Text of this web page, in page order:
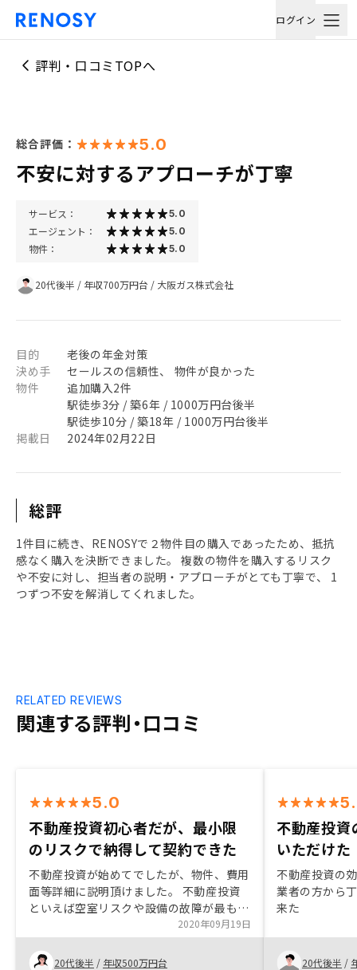
ログイン
評判・口コミTOPへ
総合評価： 5.0
不安に対するアプローチが丁寧
サービス： 5.0
エージェント： 5.0
物件： 5.0
20代後半 / 年収700万円台 / 大阪ガス株式会社
目的
老後の年金対策
決め手
セールスの信頼性、 物件が良かった
物件
追加購入2件
駅徒歩3分 / 築6年 / 1000万円台後半
駅徒歩10分 / 築18年 / 1000万円台後半
掲載日
2024年02月22日
総評
1件目に続き、RENOSYで２物件目の購入であったため、抵抗
感なく購入を決断できました。 複数の物件を購入するリスク
や不安に対し、担当者の説明・アプローチがとても丁寧で、 1
つずつ不安を解消してくれました。
関連する評判・口コミ
RELATED REVIEWS
5.0
不動産投資初心者だが、最小限
のリスクで納得して契約できた
不動産投資が始めてでしたが、物件、費用
面等詳細に説明頂けました。 不動産投資
といえば空室リスクや設備の故障が最も気
になる点ですが、適切な保証プランをご紹
介頂き、リスクを最小限にして納得の上で
契約できたと思います。
2020年09月19日
20代後半 / 年収500万円台
不動産投資
いただけた
不動産投資の
業者の方から
来た
20代後半 /